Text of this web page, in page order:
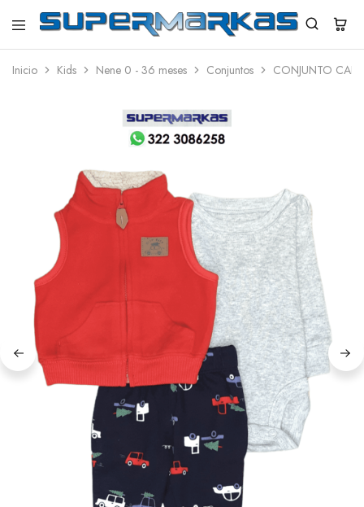
SuperMarkas
Ropa
con
Inicio Kids Nene 0 - 36 meses Conjuntos CONJUNTO